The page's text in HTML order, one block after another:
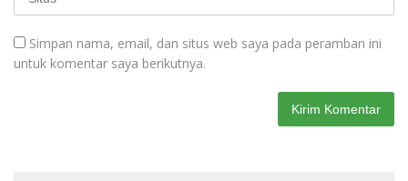
Simpan nama, email, dan situs web saya pada peramban ini
untuk komentar saya berikutnya.